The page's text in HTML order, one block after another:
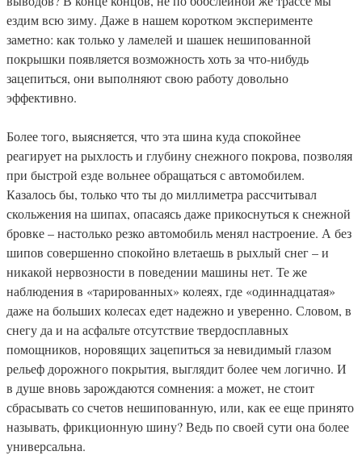
ездим всю зиму. Даже в нашем коротком эксперименте
заметно: как только у ламелей и шашек нешипованной
покрышки появляется возможность хоть за что-нибудь
зацепиться, они выполняют свою работу довольно
эффективно.
Более того, выясняется, что эта шина куда спокойнее
реагирует на рыхлость и глубину снежного покрова, позволяя
при быстрой езде вольнее обращаться с автомобилем.
Казалось бы, только что ты до миллиметра рассчитывал
скольжения на шипах, опасаясь даже прикоснуться к снежной
бровке – настолько резко автомобиль менял настроение. А без
шипов совершенно спокойно влетаешь в рыхлый снег – и
никакой нервозности в поведении машины нет. Те же
наблюдения в «тарированных» колеях, где «одиннадцатая»
даже на больших колесах едет надежно и уверенно. Словом, в
снегу да и на асфальте отсутствие твердосплавных
помощников, норовящих зацепиться за невидимый глазом
рельеф дорожного покрытия, выглядит более чем логично. И
в душе вновь зарождаются сомнения: а может, не стоит
сбрасывать со счетов нешипованную, или, как ее еще принято
называть, фрикционную шину? Ведь по своей сути она более
универсальна.